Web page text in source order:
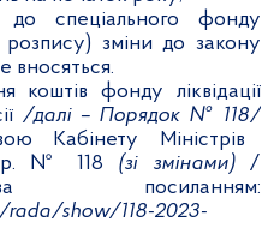
спеціального фонду
зміни до закону
вносяться.
коштів фонду ліквідації
/далі– Порядок № 118/
Кабінету Міністрів
р. № 118 (зі змінами)/
посиланням:
show/118-2023-